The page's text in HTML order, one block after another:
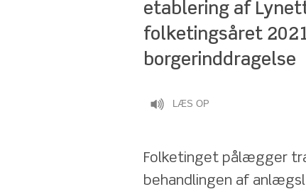
etablering af
folketingsåret
borgerinddragelse
LÆS OP
Folketinget pålægger
behandlingen af